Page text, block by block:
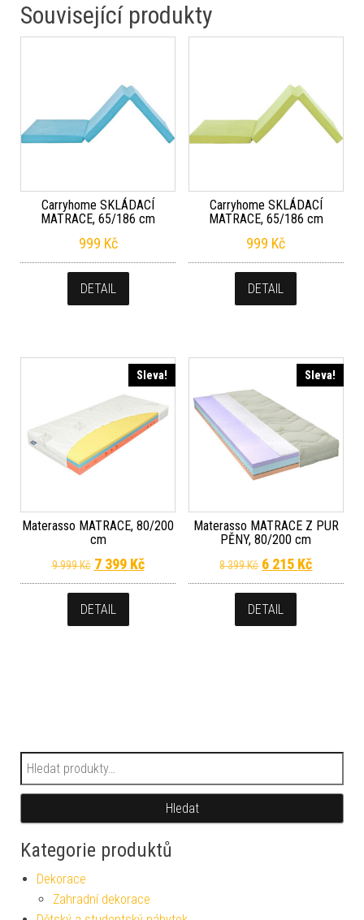
Související produkty
Carryhome SKLÁDACÍ
MATRACE, 65/186 cm
999 Kč
DETAIL
Carryhome SKLÁDACÍ
MATRACE, 65/186 cm
999 Kč
DETAIL
Sleva!
Materasso MATRACE, 80/200
cm
9 999Kč Původní cena byla: 9 999 Kč.
7 399 KčAktuální cena je: 7 399 Kč.
DETAIL
Sleva!
Materasso MATRACE Z PUR
PĚNY, 80/200 cm
8 399Kč Původní cena
6 215 KčAktuální
DETAIL
Hledat:
Hledat
Kategorie produktů
Dekorace
Zahradní dekorace